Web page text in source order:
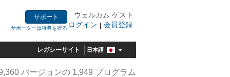
サポート
サポーターは特典を得る
ウェルカム ゲスト
ログイン | 会員登録
レガシーサイト 日本語
バージョンの 1,949 プログラム